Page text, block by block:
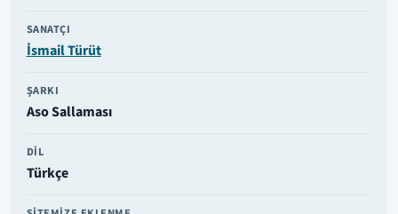
SANATÇI
İsmail Türüt
ŞARKI
Aso Sallaması
DIL
Türkçe